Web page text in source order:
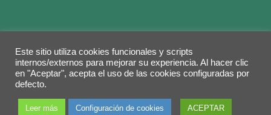
Legal warning Privacy Policy Cookies policy
© 2026 Copyright by
derechos reservados.
Este sitio utiliza cookies funcionales y scripts
internos/externos para mejorar su experiencia. Al hacer clic
en "Aceptar", acepta el uso de las cookies configuradas por
defecto.
Leer más Configuración de cookies ACEPTAR